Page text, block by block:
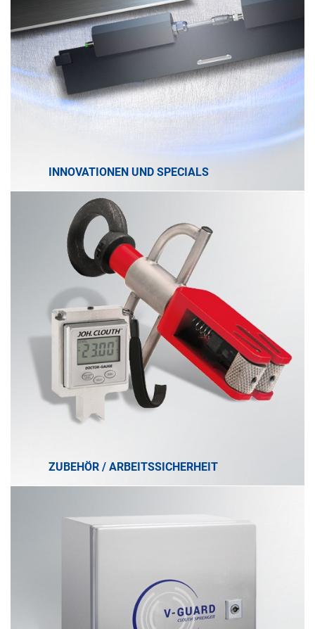
INNOVATIONEN UND SPECIALS
ZUBEHÖR / ARBEITSSICHERHEIT